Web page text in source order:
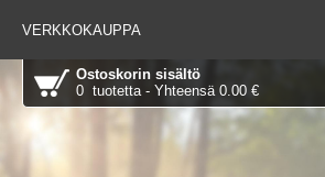
VERKKOKAUPPA
Ostoskorin sisältö
0 tuotetta - Yhteensä 0.00 €